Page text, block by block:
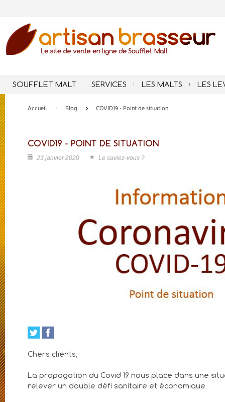
SOUFFLET MALT SERVICES LES MALTS LES
Accueil Blog COVID19 - Point de situation
COVID19 - POINT DE SITUATION
23 janvier 2020 Le saviez-vous ?
Chers clients,
La propagation du Covid 19 nous place dans une
relever un double défi sanitaire et économique.